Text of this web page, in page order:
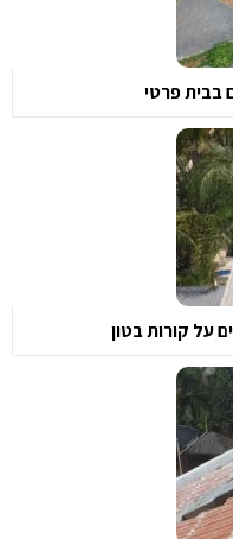
בבית פרטי
על קורות בטון